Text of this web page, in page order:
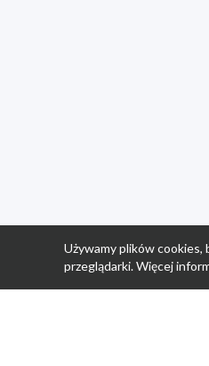
Używamy plików cookies,
przeglądarki. Więcej